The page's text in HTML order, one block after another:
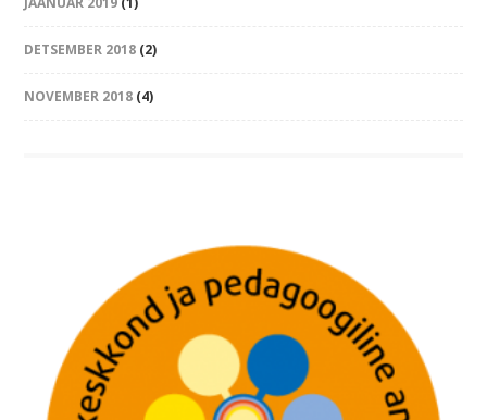
DETSEMBER 2018 (2)
NOVEMBER 2018 (4)